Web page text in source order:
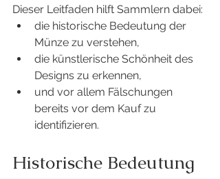
Dieser Leitfaden hilft Sammlern dabei:
die historische Bedeutung der
Münze zu verstehen,
die künstlerische Schönheit des
Designs zu erkennen,
und vor allem Fälschungen
bereits vor dem Kauf zu
identifizieren.
Historische Bedeutung